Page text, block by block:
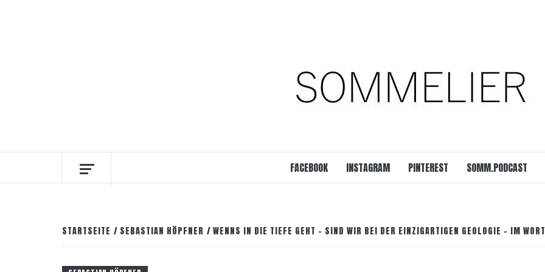
FACEBOOK INSTAGRAM PINTEREST SOMM.PODCAST
STARTSEITE SEBASTIAN HÖPFNER WENNS IN DIE TIEFE GEHT – SIND WIR BEI DER EINZIGARTIGEN GEOLOGIE – IM